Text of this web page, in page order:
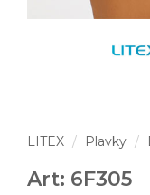
LITEX Plavky
Art: 6F305